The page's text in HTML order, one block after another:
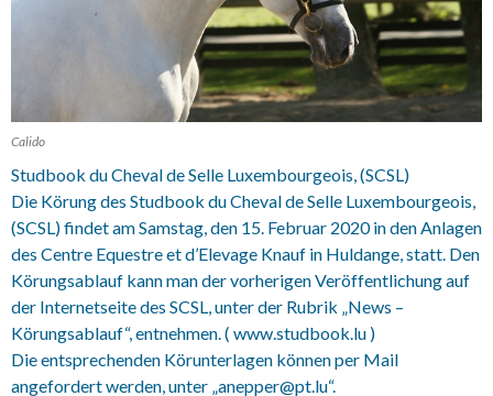
Calido
Studbook du Cheval de Selle Luxembourgeois, (SCSL)
Die Körung des Studbook du Cheval de Selle Luxembourgeois,
(SCSL) findet am Samstag, den 15. Februar 2020 in den Anlagen
des Centre Equestre et d’Elevage Knauf in Huldange, statt. Den
Körungsablauf kann man der vorherigen Veröffentlichung auf
der Internetseite des SCSL, unter der Rubrik „News –
Körungsablauf“, entnehmen. ( www.studbook.lu )
Die entsprechenden Körunterlagen können per Mail
angefordert werden, unter „anepper@pt.lu“.